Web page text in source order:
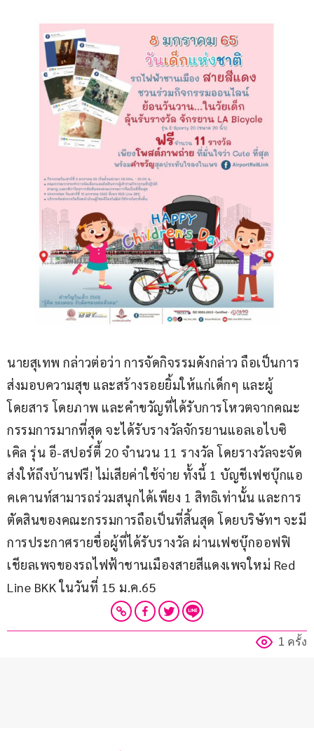
นายสุเทพ กล่าวต่อว่า การจัดกิจรรมดังกล่าว ถือเป็นการ
ส่งมอบความสุข และสร้างรอยยิ้มให้แก่เด็กๆ และผู้
โดยสาร โดยภาพ และคำขวัญที่ได้รับการโหวตจากคณะ
กรรมการมากที่สุด จะได้รับรางวัลจักรยานแอลเอไบซิ
เคิล รุ่น อี-สปอร์ตี้ 20 จำนวน 11 รางวัล โดยรางวัลจะจัด
ส่งให้ถึงบ้านฟรี! ไม่เสียค่าใช้จ่าย ทั้งนี้ 1 บัญชีเฟซบุ๊กแอ
คเคานท์สามารถร่วมสนุกได้เพียง 1 สิทธิเท่านั้น และการ
ตัดสินของคณะกรรมการถือเป็นที่สิ้นสุด โดยบริษัทฯ จะมี
การประกาศรายชื่อผู้ที่ได้รับรางวัล ผ่านเฟซบุ๊กออฟฟิ
เชียลเพจของรถไฟฟ้าชานเมืองสายสีแดงเพจใหม่ Red
Line BKK ในวันที่ 15 ม.ค.65
1 ครั้ง